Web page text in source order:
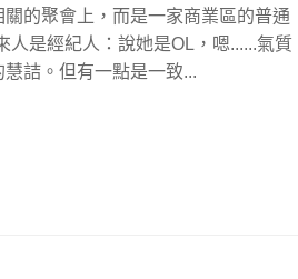
的聚會上，而是一家商業區的普通
人是經紀人：說她是OL，嗯......氣質
詰。但有一點是一致...